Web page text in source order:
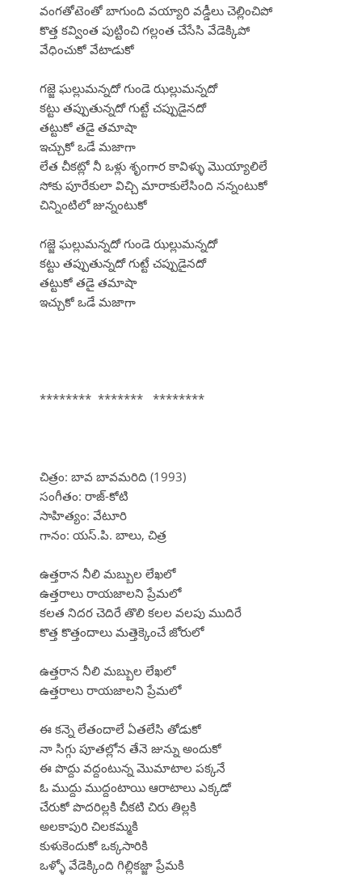
వంగతోటెంతో బాగుంది వయ్యారి వడ్డీలు చెల్లించిపో
కొత్త కవ్వింత పుట్టించి గల్లంత చేసేసి వేడెక్కిపో
వేధించుకో వేటాడుకో
గజ్జె ఘల్లుమన్నదో గుండె ఝల్లుమన్నదో
కట్టు తప్పుతున్నదో గుట్టే చప్పుడైనదో
తట్టుకో తడై తమాషా
ఇచ్చుకో ఒడే మజాగా
లేత చీకట్లో నీ ఒళ్లు శృంగార కావిళ్ళు మొయ్యాలిలే
సోకు పూరేకులా విచ్చి మారాకులేసింది నన్నంటుకో
చిన్నింటిలో జున్నంటుకో
గజ్జె ఘల్లుమన్నదో గుండె ఝల్లుమన్నదో
కట్టు తప్పుతున్నదో గుట్టే చప్పుడైనదో
తట్టుకో తడై తమాషా
ఇచ్చుకో ఒడే మజాగా
******** ******* ********
చిత్రం: బావ బావమరిది (1993)
సంగీతం: రాజ్-కోటి
సాహిత్యం: వేటూరి
గానం: యస్.పి. బాలు, చిత్ర
ఉత్తరాన నీలి మబ్బుల లేఖలో
ఉత్తరాలు రాయజాలని ప్రేమలో
కలత నిదర చెదిరే తొలి కలల వలపు ముదిరే
కొత్త కొత్తందాలు మత్తెక్కెంచే జోరులో
ఉత్తరాన నీలి మబ్బుల లేఖలో
ఉత్తరాలు రాయజాలని ప్రేమలో
ఈ కన్నె లేతందాలే ఏతలేసి తోడుకో
నా సిగ్గు పూతల్లోన తేనె జున్ను అందుకో
ఈ పొద్దు వద్దంటున్న మొమాటాల పక్కనే
ఓ ముద్దు ముద్దంటాయి ఆరాటాలు ఎక్కడో
చేరుకో పొదరిల్లకి చీకటి చిరు తిల్లకి
అలకాపురి చిలకమ్మకి
కుళుకెందుకో ఒక్కసారికి
ఒళ్ళో వేడెక్కింది గిల్లికజ్జా ప్రేమకి